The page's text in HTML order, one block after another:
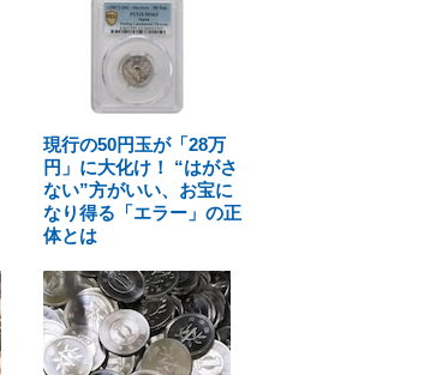
現行の50円玉が「28万
円」に大化け！ “はがさ
ない”方がいい、お宝に
なり得る「エラー」の正
体とは